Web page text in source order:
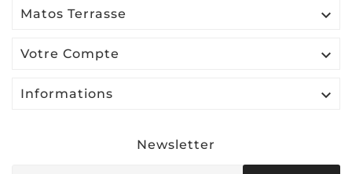
Matos Terrasse 
Votre Compte 
Informations 
Newsletter